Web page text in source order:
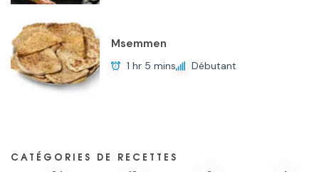
Msemmen
1 hr 5 mins Débutant
CATÉGORIES DE RECETTES